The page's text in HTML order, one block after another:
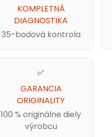
KOMPLETNÁ
DIAGNOSTIKA
35-bodová kontrola
✅
GARANCIA
ORIGINALITY
100 % originálne diely
výrobcu